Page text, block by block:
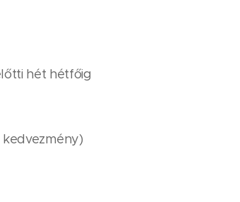
hét hétfőig